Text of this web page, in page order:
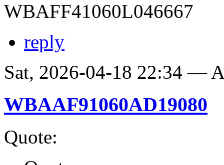
WBAFF41060L046667
reply
Sat, 2026-04-18 22:34 —
WBAAF91060AD19080
Quote: